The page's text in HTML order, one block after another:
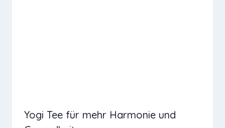
Yogi Tee für mehr Harmonie und